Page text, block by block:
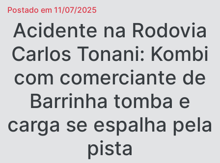
Postado em 11/07/2025
Acidente na Rodovia
Carlos Tonani: Kombi
com comerciante de
Barrinha tomba e
carga se espalha pela
pista